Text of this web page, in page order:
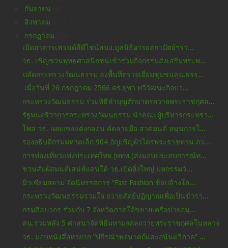
กันยายน
สิงหาคม
กรกฎาคม
เปิดอาคารเฟรนด์ลี่ดีไซน์สนง.มูลนิธิอารยสถาปัตย์ฯรว...
วธ. เชิญชวนพุทธศาสนิกชนเข้าร่วมกิจกรรมส่งเสริมพระพ...
ปลัดกระทรวงวัฒนธรรม ลงพื้นที่ตรวจเยี่ยมชุมชนคุณธรร...
เมื่อวันที่ 26 กรกฎาคม 2566 ดร.ยุพา ทวีวัฒนะกิจบว...
กระทรวงวัฒนธรรม ร่วมพิธีทำบุญตักบาตรถวายพระราชกุศล...
รัฐมนตรีว่าการกระทรวงวัฒนธรรม นำคณะผู้บริหารกระทรว...
โพล วธ. เผยแข่งแต่งกลอน คัดลายมือ สวดมนต์ หนุนการใ...
รองอธิบดีกรมมหาดเล็ก 904 อัญเชิญผ้าไตรพระราชทาน ถว...
การท่องเที่ยวแห่งประเทศไทย (ททท.)ส่งมอบประสบการณ์ท...
ชวนสัมผัสมนต์เสน่ห์แดนใต้ วธ.เปิดยิ่งใหญ่ มหกรรมวั...
มิวเซียมสยาม จัดนิทรรศการ “Fast Fashion ช็อปล้างโล...
กระทรวงวัฒนธรรมรวมใจ ถวายสัตย์ปฏิญาณเพื่อเป็นข้ารา...
กรมศิลปากร ร่วมกับ 7 จังหวัดภาคใต้ขยายเครือข่ายอนุ...
ศน.รวมพลัง 5 ศาสนาจัดพิธีมหามงคลถวายพระราชกุศลในหลวง
วธ. มอบหนังสือหายาก “ปกีรณำพจนาดถ์และอนันตวิภาค” ...